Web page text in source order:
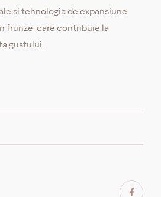
și tehnologia de expansiune
frunze, care contribuie la
gustului.